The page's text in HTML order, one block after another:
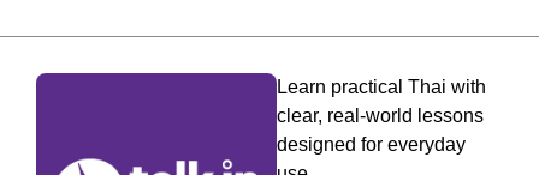
Learn practical Thai with
clear, real-world lessons
designed for everyday